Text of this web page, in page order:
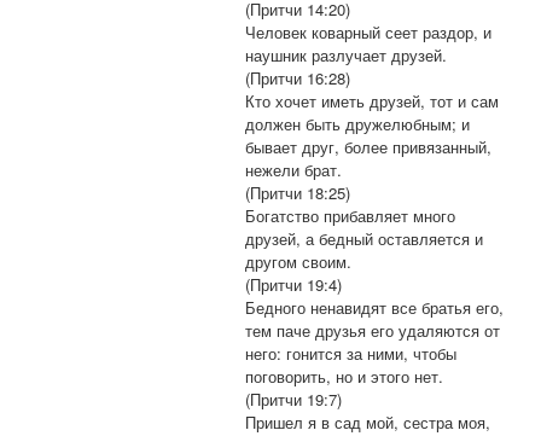
(Притчи 14:20)
Человек коварный сеет раздор, и
наушник разлучает друзей.
(Притчи 16:28)
Кто хочет иметь друзей, тот и сам
должен быть дружелюбным; и
бывает друг, более привязанный,
нежели брат.
(Притчи 18:25)
Богатство прибавляет много
друзей, а бедный оставляется и
другом своим.
(Притчи 19:4)
Бедного ненавидят все братья его,
тем паче друзья его удаляются от
него: гонится за ними, чтобы
поговорить, но и этого нет.
(Притчи 19:7)
Пришел я в сад мой, сестра моя,